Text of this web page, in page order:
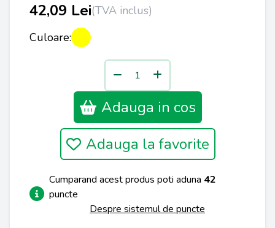
42,09 Lei(TVA inclus)
Culoare:
Adauga in cos
Adauga la favorite
Cumparand acest produs poti aduna 42
puncte
Despre sistemul de puncte